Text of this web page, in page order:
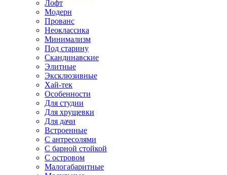
Лофт
Модерн
Прованс
Неоклассика
Минимализм
Под старину
Скандинавские
Элитные
Эксклюзивные
Хай-тек
Особенности
Для студии
Для хрущевки
Для дачи
Встроенные
С антресолями
С барной стойкой
С островом
Малогабаритные